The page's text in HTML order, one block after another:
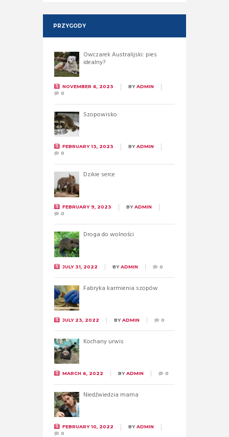
PRZYGODY
Owczarek Australijski: pies
idealny?
NOVEMBER 6, 2023 BYADMIN
0
Szopowisko
FEBRUARY 13, 2023 BYADMIN
0
Dzikie serce
FEBRUARY 9, 2023 BYADMIN
0
Droga do wolności
JULY 31, 2022 BYADMIN 0
Fabryka karmienia szopów
JULY 23, 2022 BYADMIN 0
Kochany urwis
MARCH 6, 2022 BYADMIN 0
Niedźwiedzia mama
FEBRUARY 10, 2022 BYADMIN
0